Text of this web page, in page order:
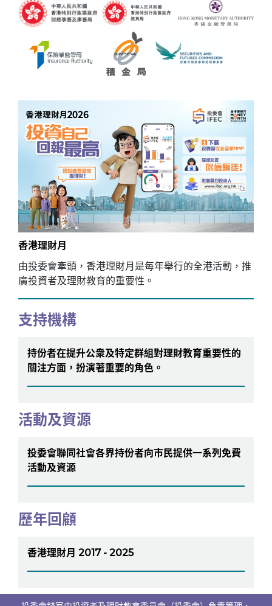
香港理財月
由投委會牽頭，香港理財月是每年舉行的全港活動，推
廣投資者及理財教育的重要性。
支持機構
持份者在提升公衆及特定群組對理財教育重要性的
關注方面，扮演著重要的角色。
活動及資源
投委會聯同社會各界持份者向市民提供一系列免費
活動及資源
歷年回顧
香港理財月 2017 - 2025